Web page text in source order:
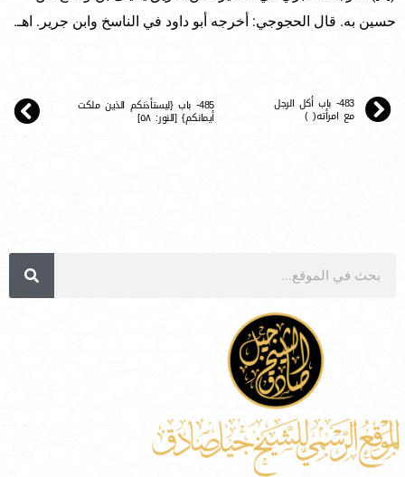
حسين به. قال الحجوجي: أخرجه أبو داود في الناسخ وابن جرير. اهـ.
483- باب أكل الرجل
مع امرأته( )
485- باب {ليستأذنكم الذين ملكت
أيمانكم} [النور: ٥٨]